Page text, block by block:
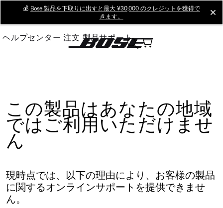
Main
💰 Bose 製品を下取りに出すと最大 ¥30,000 のクレジットを獲得で
きます。
ヘルプセンター 注文 製品サポート
この製品はあなたの地域
ではご利用いただけませ
ん
現時点では、以下の理由により、お客様の製品
に関するオンラインサポートを提供できませ
ん。